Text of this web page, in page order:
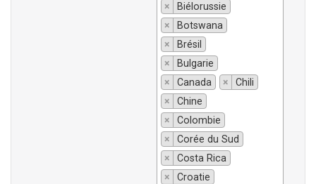
×
Biélorussie
×
Botswana
×
Brésil
×
Bulgarie
×
Canada ×
Chili
×
Chine
×
Colombie
×
Corée du Sud
×
Costa Rica
×
Croatie